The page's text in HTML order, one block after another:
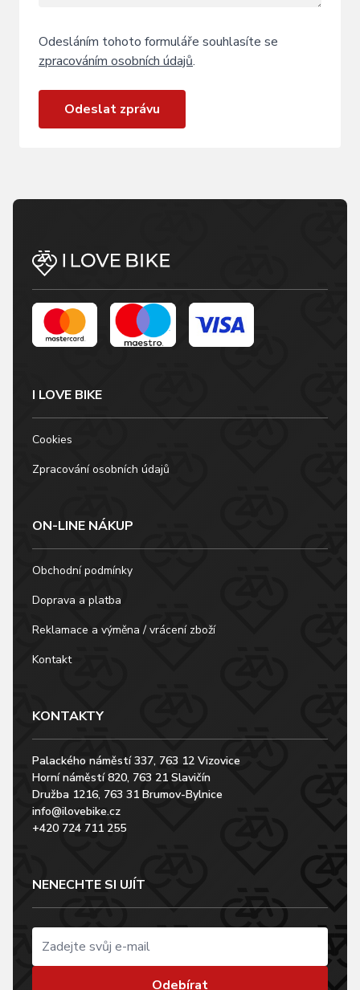
Odesláním tohoto formuláře souhlasíte se
zpracováním osobních údajů.
Odeslat zprávu
I LOVE BIKE
Cookies
Zpracování osobních údajů
ON-LINE NÁKUP
Obchodní podmínky
Doprava a platba
Reklamace a výměna / vrácení zboží
Kontakt
KONTAKTY
Palackého náměstí 337, 763 12 Vizovice
Horní náměstí 820, 763 21 Slavičín
Družba 1216, 763 31 Brumov-Bylnice
info@ilovebike.cz
+420 724 711 255
NENECHTE SI UJÍT
Odebírat